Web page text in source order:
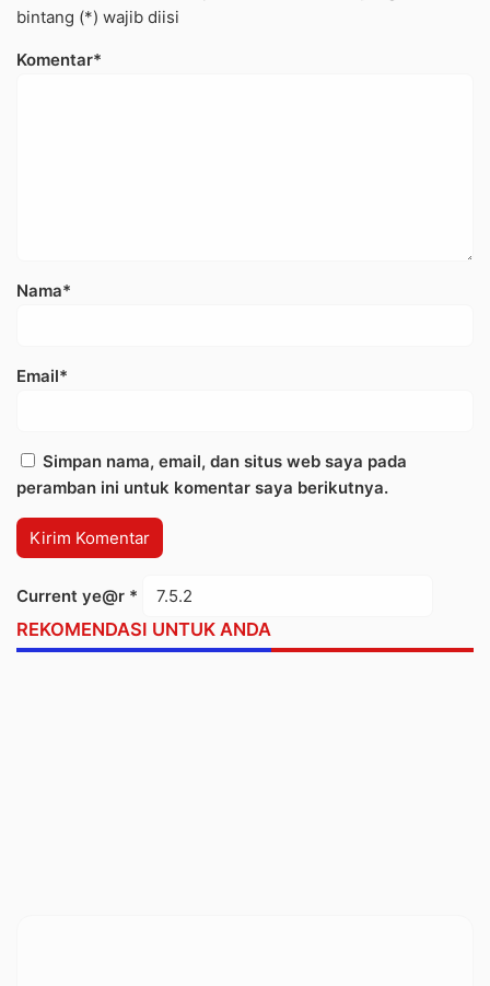
bintang (*) wajib diisi
Komentar*
Nama*
Email*
Simpan nama, email, dan situs web saya pada
peramban ini untuk komentar saya berikutnya.
Current ye@r *
REKOMENDASI UNTUK ANDA